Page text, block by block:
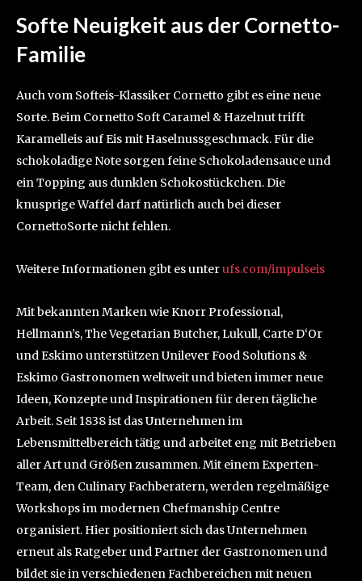
Softe Neuigkeit aus der Cornetto-
Familie
Auch vom Softeis-Klassiker Cornetto gibt es eine neue
Sorte. Beim Cornetto Soft Caramel & Hazelnut trifft
Karamelleis auf Eis mit Haselnussgeschmack. Für die
schokoladige Note sorgen feine Schokoladensauce und
ein Topping aus dunklen Schokostückchen. Die
knusprige Waffel darf natürlich auch bei dieser
CornettoSorte nicht fehlen.
Weitere Informationen gibt es unterufs.com/impulseis
Mit bekannten Marken wie Knorr Professional,
Hellmann’s, The Vegetarian Butcher, Lukull, Carte D‘Or
und Eskimo unterstützen Unilever Food Solutions &
Eskimo Gastronomen weltweit und bieten immer neue
Ideen, Konzepte und Inspirationen für deren tägliche
Arbeit. Seit 1838 ist das Unternehmen im
Lebensmittelbereich tätig und arbeitet eng mit Betrieben
aller Art und Größen zusammen. Mit einem Experten-
Team, den Culinary Fachberatern, werden regelmäßige
Workshops im modernen Chefmanship Centre
organisiert. Hier positioniert sich das Unternehmen
erneut als Ratgeber und Partner der Gastronomen und
bildet sie in verschiedenen Fachbereichen mit neuen